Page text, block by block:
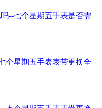
--七个星期五手表是否需
个星期五手表表带更换全